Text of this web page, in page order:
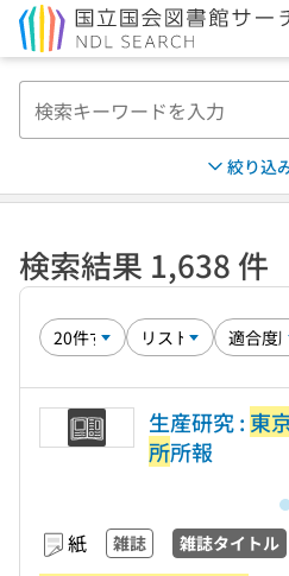
絞り込
検索結果 1,638 件
生産研究 : 東
所所報
紙 雑誌 雑誌タイトル